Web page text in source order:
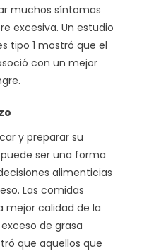
muchos síntomas
excesiva. Un estudio
tipo 1 mostró que el
con un mejor
y preparar su
ser una forma
alimenticias
Las comidas
mejor calidad de la
de grasa
que aquellos que